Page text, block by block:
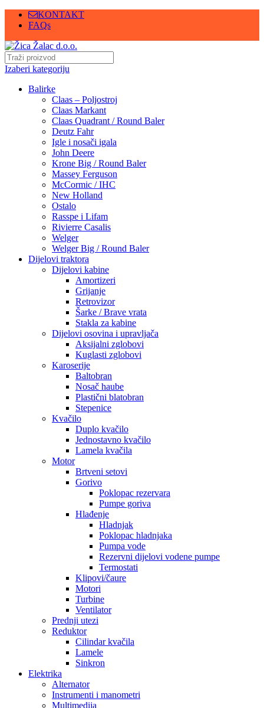
KONTAKT
FAQs
Izaberi kategoriju
Balirke
Claas – Poljostroj
Claas Markant
Claas Quadrant / Round Baler
Deutz Fahr
Igle i nosači igala
John Deere
Krone Big / Round Baler
Massey Ferguson
McCormic / IHC
New Holland
Ostalo
Rasspe i Lifam
Rivierre Casalis
Welger
Welger Big / Round Baler
Dijelovi traktora
Dijelovi kabine
Amortizeri
Grijanje
Retrovizor
Šarke / Brave vrata
Stakla za kabine
Dijelovi osovina i upravljača
Aksijalni zglobovi
Kuglasti zglobovi
Karoserije
Baltobran
Nosač haube
Plastični blatobran
Stepenice
Kvačilo
Duplo kvačilo
Jednostavno kvačilo
Lamela kvačila
Motor
Brtveni setovi
Gorivo
Poklopac rezervara
Pumpe goriva
Hlađenje
Hladnjak
Poklopac hladnjaka
Pumpa vode
Rezervni dijelovi vodene pumpe
Termostati
Klipovi/čaure
Motori
Turbine
Ventilator
Prednji utezi
Reduktor
Cilindar kvačila
Lamele
Sinkron
Elektrika
Alternator
Instrumenti i manometri
Multimedija